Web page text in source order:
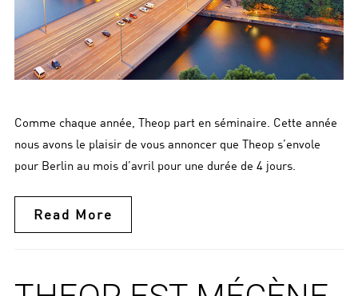
Comme chaque année, Theop part en séminaire. Cette année
nous avons le plaisir de vous annoncer que Theop s’envole
pour Berlin au mois d’avril pour une durée de 4 jours.
Read More